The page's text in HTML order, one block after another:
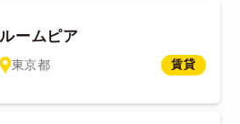
ルームピア
東京都 賃貸